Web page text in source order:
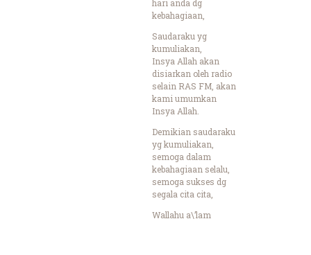
hari anda dg
kebahagiaan,
Saudaraku yg
kumuliakan,
Insya Allah akan
disiarkan oleh radio
selain RAS FM, akan
kami umumkan
Insya Allah.
Demikian saudaraku
yg kumuliakan,
semoga dalam
kebahagiaan selalu,
semoga sukses dg
segala cita cita,
Wallahu a\’lam